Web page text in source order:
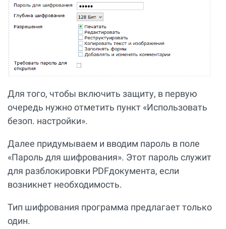
Для того, чтобы включить защиту, в первую
очередь нужно отметить пункт «Использовать
безоп. настройки».
Далее придумываем и вводим пароль в поле
«Пароль для шифрования». Этот пароль служит
для разблокировки PDFдокумента, если
возникнет необходимость.
Тип шифрования программа предлагает только
один.